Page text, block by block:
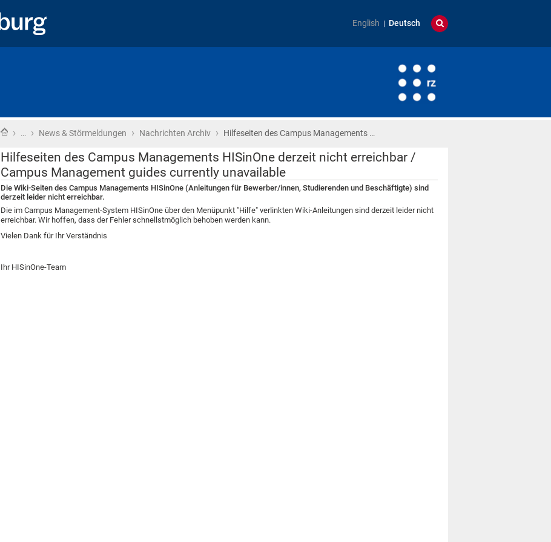
English Deutsch
Startseite
› … › News & Störmeldungen › Nachrichten Archiv › Hilfeseiten des Campus Managements …
Hilfeseiten des Campus Managements HISinOne derzeit nicht erreichbar /
Campus Management guides currently unavailable
Die Wiki-Seiten des Campus Managements HISinOne (Anleitungen für Bewerber/innen, Studierenden und Beschäftigte) sind
derzeit leider nicht erreichbar.
Die im Campus Management-System HISinOne über den Menüpunkt "Hilfe" verlinkten Wiki-Anleitungen sind derzeit leider nicht
erreichbar. Wir hoffen, dass der Fehler schnellstmöglich behoben werden kann.
Vielen Dank für Ihr Verständnis
Ihr HISinOne-Team